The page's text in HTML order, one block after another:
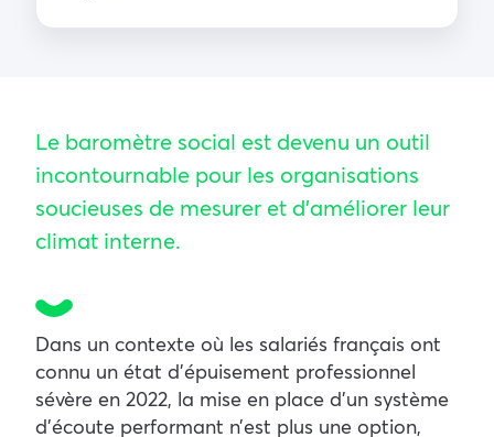
Le baromètre social est devenu un outil
incontournable pour les organisations
soucieuses de mesurer et d’améliorer leur
climat interne.
Dans un contexte où les salariés français ont
connu un état d’épuisement professionnel
sévère en 2022, la mise en place d’un système
d’écoute performant n’est plus une option,